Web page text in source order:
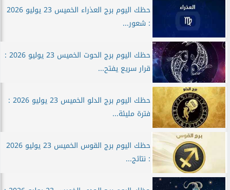
حظك اليوم برج العذراء الخميس 23 يوليو 2026
: شعور...
حظك اليوم برج الحوت الخميس 23 يوليو 2026 :
قرار سريع يفتح...
حظك اليوم برج الدلو الخميس 23 يوليو 2026 :
فترة مليئة...
حظك اليوم برج القوس الخميس 23 يوليو 2026
: نتائج...